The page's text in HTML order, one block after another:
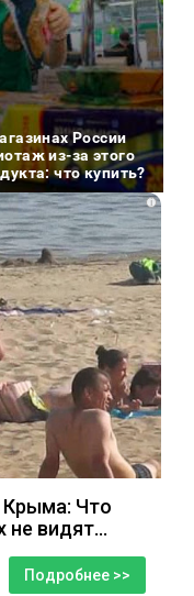
России
из-за этого
что купить?
i
Крыма: Что
видят...
Подробнее >>